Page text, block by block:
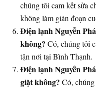
chúng tôi cam kết sửa
không làm gián đoạn
Điện lạnh Nguyễn
không? Có, chúng tôi
tận nơi tại Bình Thạnh.
Điện lạnh Nguyễn
giặt không? Có,